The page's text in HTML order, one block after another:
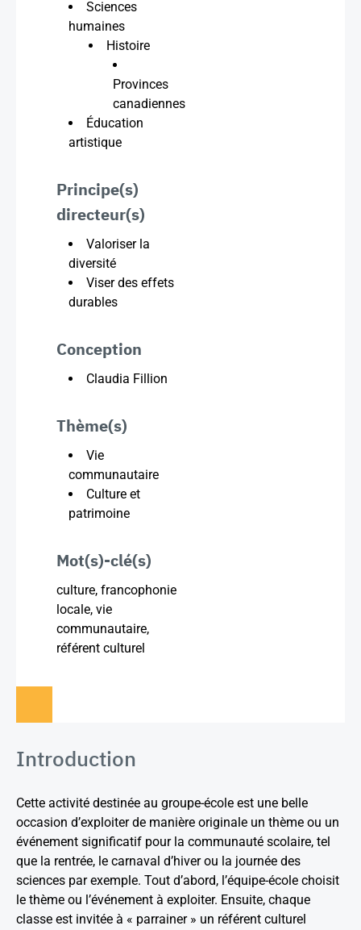
Sciences
humaines
Histoire
Provinces
canadiennes
Éducation
artistique
Principe(s)
directeur(s)
Valoriser la
diversité
Viser des effets
durables
Conception
Claudia Fillion
Thème(s)
Vie
communautaire
Culture et
patrimoine
Mot(s)-clé(s)
culture, francophonie
locale, vie
communautaire,
référent culturel
Introduction
Cette activité destinée au groupe-école est une belle
occasion d’exploiter de manière originale un thème ou un
événement significatif pour la communauté scolaire, tel
que la rentrée, le carnaval d’hiver ou la journée des
sciences par exemple. Tout d’abord, l’équipe-école choisit
le thème ou l’événement à exploiter. Ensuite, chaque
classe est invitée à « parrainer » un référent culturel